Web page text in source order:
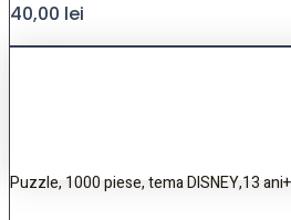
40,00 lei
Puzzle, 1000 piese, tema DISNEY,13